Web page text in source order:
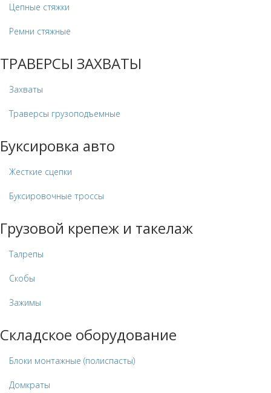
Цепные стяжки
Ремни стяжные
ТРАВЕРСЫ ЗАХВАТЫ
Захваты
Траверсы грузоподъемные
Буксировка авто
Жесткие сцепки
Буксировочные троссы
Грузовой крепеж и такелаж
Талрепы
Скобы
Зажимы
Складское оборудование
Блоки монтажные (полиспасты)
Домкраты